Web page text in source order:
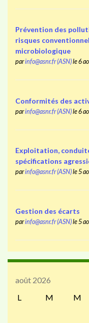
Prévention des
risques
microbiologique
parinfo@asnr.fr (ASN)le 6
Conformités des
parinfo@asnr.fr (ASN)le 6
Exploitation,
spécifications
parinfo@asnr.fr (ASN)le 5
Gestion des écarts
parinfo@asnr.fr (ASN)le 5
août 2026
L
M M